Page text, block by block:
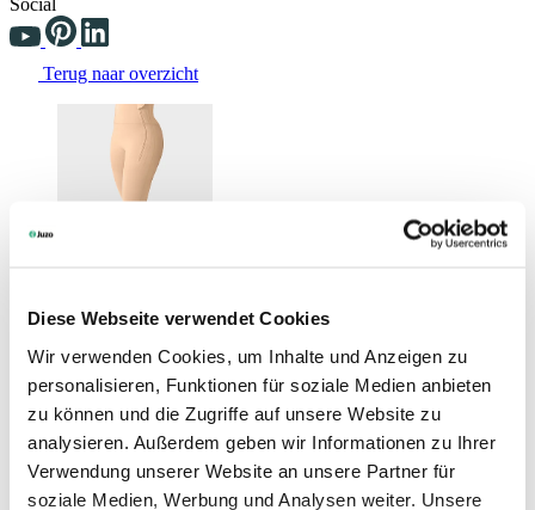
Diese Webseite verwendet Cookies
Wir verwenden Cookies, um Inhalte und Anzeigen zu
personalisieren, Funktionen für soziale Medien anbieten
zu können und die Zugriffe auf unsere Website zu
analysieren. Außerdem geben wir Informationen zu Ihrer
Verwendung unserer Website an unsere Partner für
soziale Medien, Werbung und Analysen weiter. Unsere
Social
Terug naar overzicht